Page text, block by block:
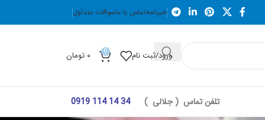
خبرنامهتماس با ماسوالات متداول
ورود/ثبت نام 0 ۰ تومان
تلفن تماس ( جلالی ) 34 14 114 0919